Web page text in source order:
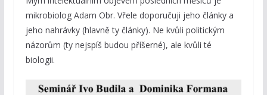
mikrobiolog Adam Obr. Vřele doporučuji jeho články a
jeho nahrávky (hlavně ty články). Ne kvůli politickým
názorům (ty nejspíš budou příšerné), ale kvůli té
biologii.